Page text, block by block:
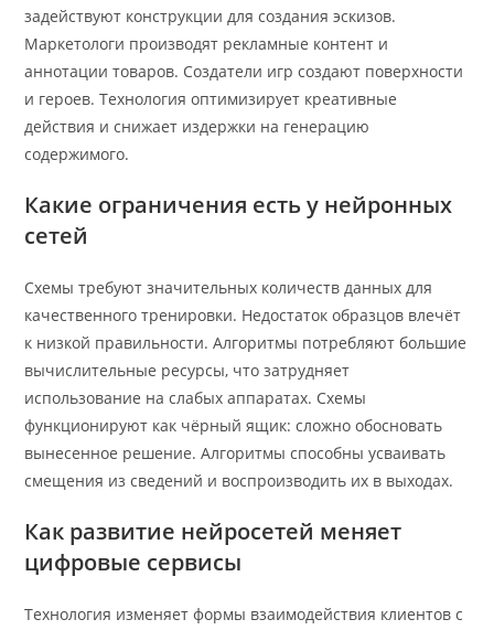
задействуют конструкции для создания эскизов.
Маркетологи производят рекламные контент и
аннотации товаров. Создатели игр создают поверхности
и героев. Технология оптимизирует креативные
действия и снижает издержки на генерацию
содержимого.
Какие ограничения есть у нейронных
сетей
Схемы требуют значительных количеств данных для
качественного тренировки. Недостаток образцов влечёт
к низкой правильности. Алгоритмы потребляют большие
вычислительные ресурсы, что затрудняет
использование на слабых аппаратах. Схемы
функционируют как чёрный ящик: сложно обосновать
вынесенное решение. Алгоритмы способны усваивать
смещения из сведений и воспроизводить их в выходах.
Как развитие нейросетей меняет
цифровые сервисы
Технология изменяет формы взаимодействия клиентов с